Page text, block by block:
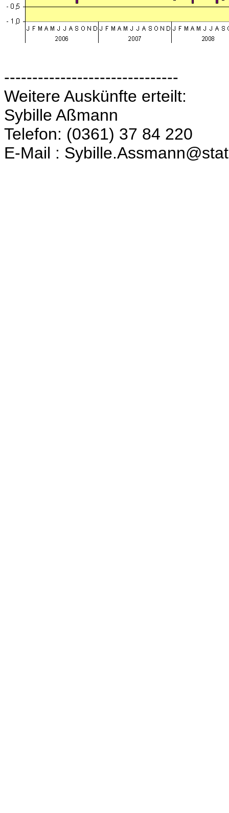
-------------------------------
Weitere Auskünfte erteilt:
Sybille Aßmann
Telefon: (0361) 37 84 220
E-Mail :